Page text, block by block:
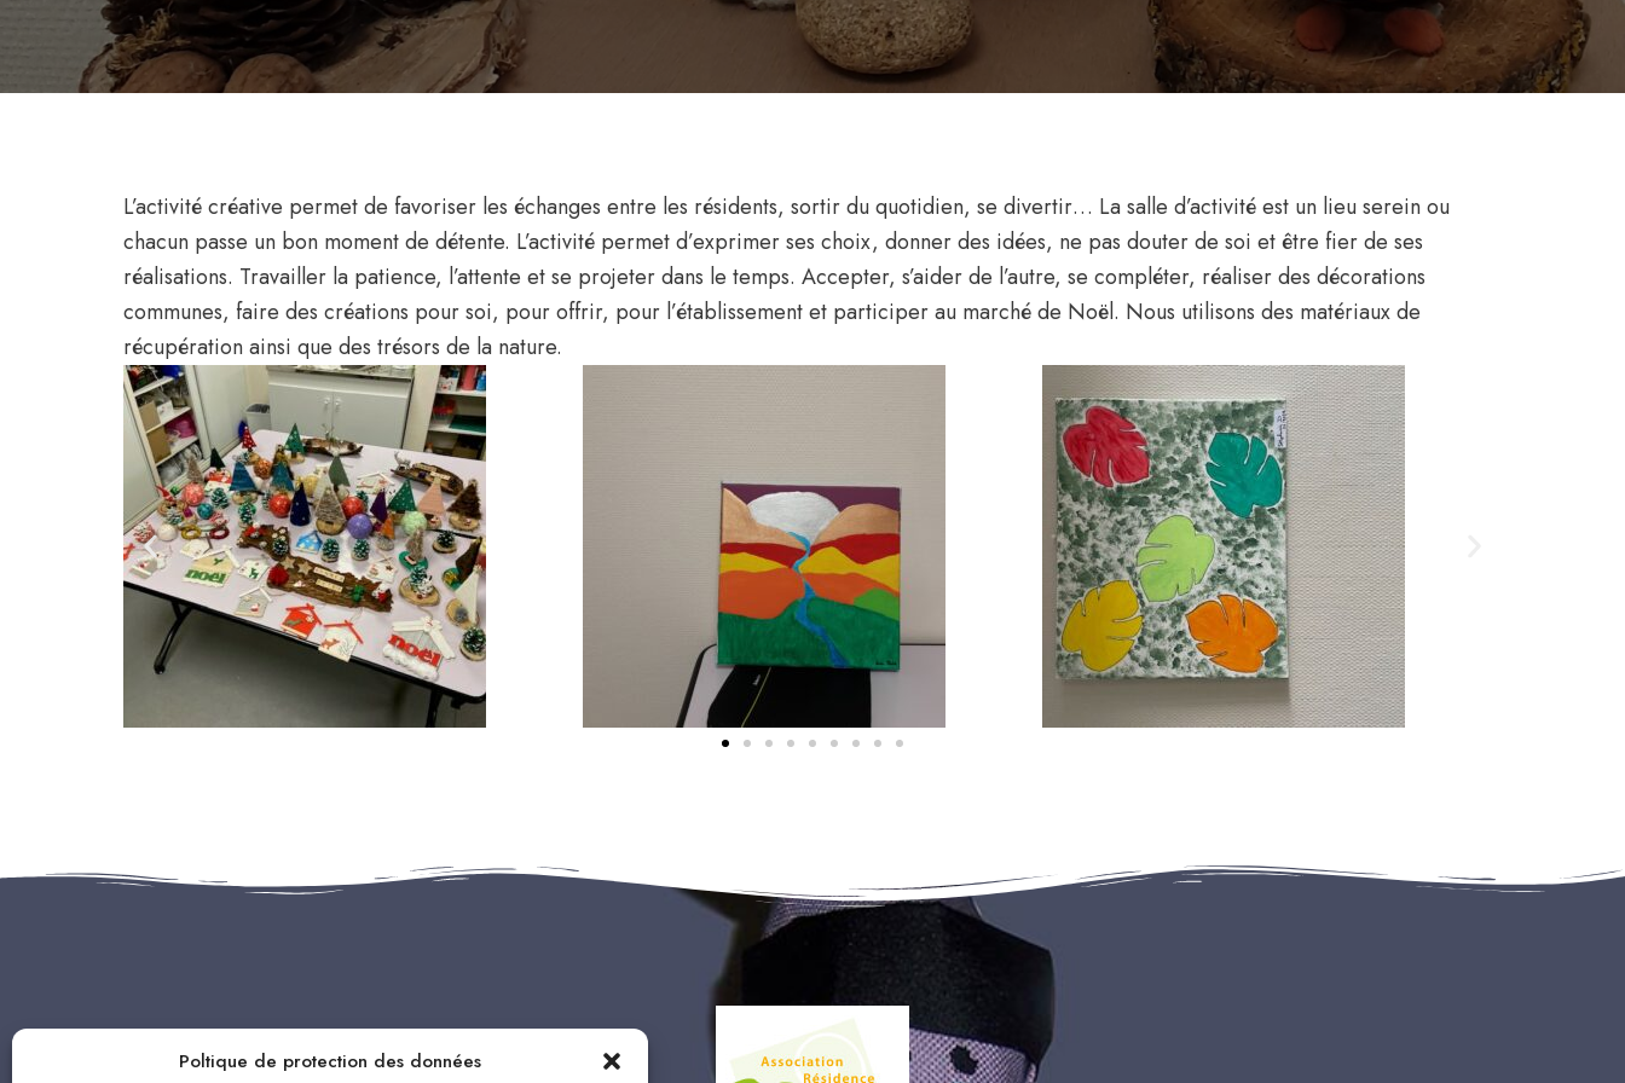
Poltique de protection des données
L’activité créative permet de favoriser les échanges entre les résidents, sortir du quotidien, se divertir… La salle d’activité est un lieu serein ou
chacun passe un bon moment de détente. L’activité permet d’exprimer ses choix, donner des idées, ne pas douter de soi et être fier de ses
réalisations. Travailler la patience, l’attente et se projeter dans le temps. Accepter, s’aider de l’autre, se compléter, réaliser des décorations
communes, faire des créations pour soi, pour offrir, pour l’établissement et participer au marché de Noël. Nous utilisons des matériaux de
récupération ainsi que des trésors de la nature.